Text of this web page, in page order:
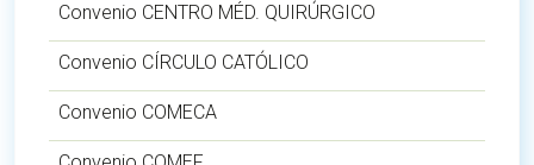
Convenio CENTRO MÉD. QUIRÚRGICO
Convenio CÍRCULO CATÓLICO
Convenio COMECA